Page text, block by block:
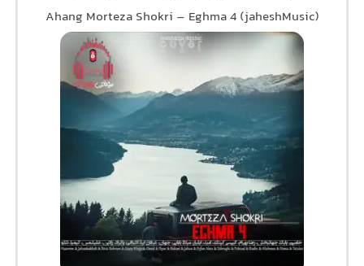
Ahang Morteza Shokri – Eghma 4 (jaheshMusic)